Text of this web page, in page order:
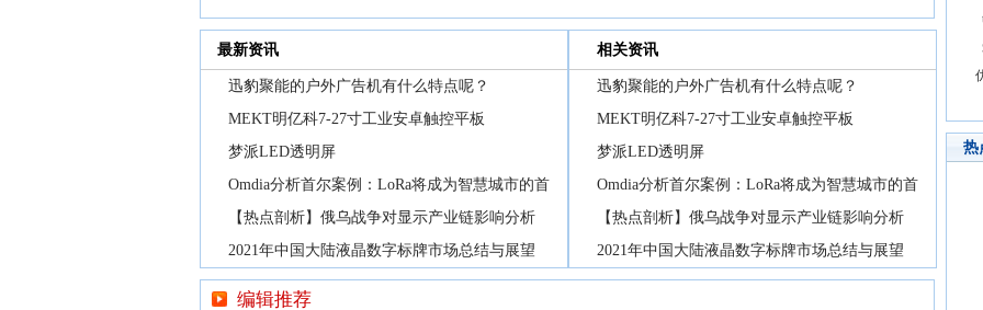
最新资讯
迅豹聚能的户外广告机有什么特点呢？
MEKT明亿科7-27寸工业安卓触控平板
梦派LED透明屏
Omdia分析首尔案例：LoRa将成为智慧城市的首
【热点剖析】俄乌战争对显示产业链影响分析
2021年中国大陆液晶数字标牌市场总结与展望
相关资讯
迅豹聚能的户外广告机有什么特点呢？
MEKT明亿科7-27寸工业安卓触控平板
梦派LED透明屏
Omdia分析首尔案例：LoRa将成为智慧城市的首
【热点剖析】俄乌战争对显示产业链影响分析
2021年中国大陆液晶数字标牌市场总结与展望
编辑推荐
热